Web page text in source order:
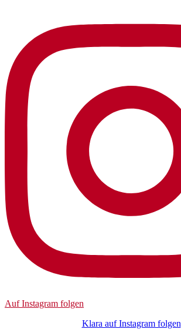
Auf Instagram folgen
Klara auf Instagram folgen